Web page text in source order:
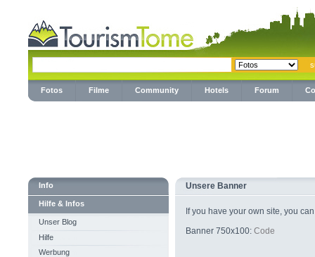
Fotos Filme Community Hotels Forum
Info
Hilfe & Infos
Unser Blog
Hilfe
Werbung
Unsere Banner
If you have your own site, you
Banner 750x100: Code